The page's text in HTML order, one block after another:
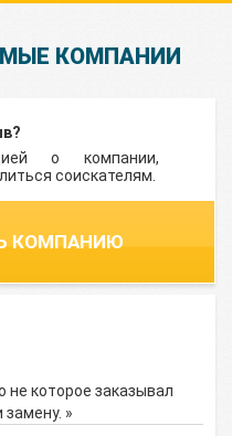
КОМПАНИИ
о компании,
соискателям.
КОМПАНИЮ
не которое заказывал
»